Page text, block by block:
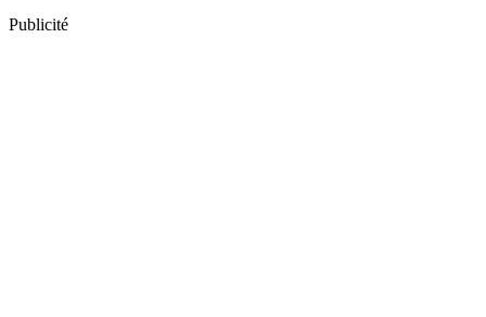
Publicité